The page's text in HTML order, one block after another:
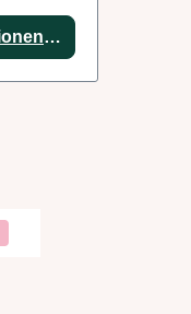
Leasingoptionen anzeigen